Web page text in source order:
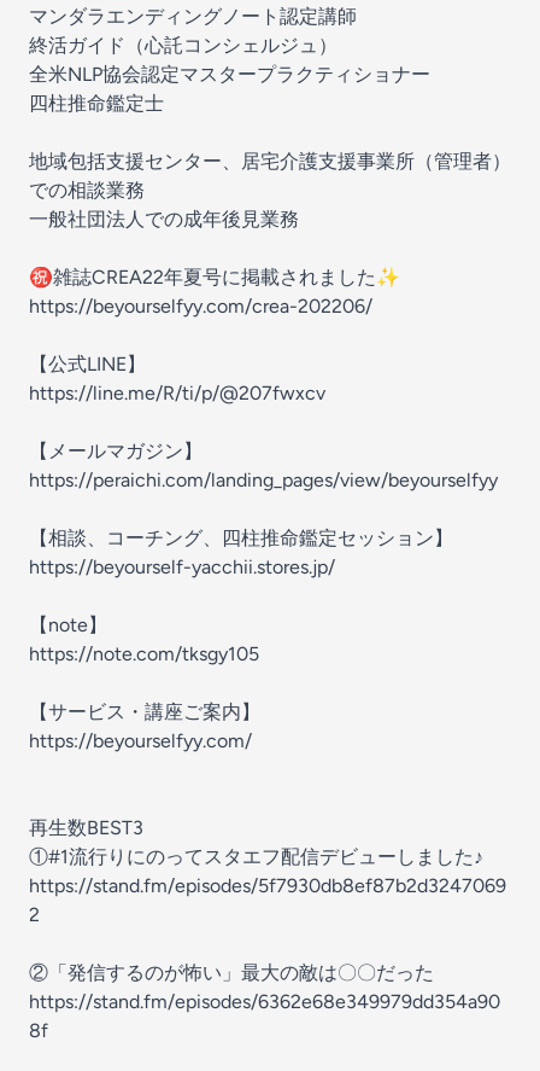
マンダラエンディングノート認定講師
終活ガイド（心託コンシェルジュ）
全米NLP協会認定マスタープラクティショナー
四柱推命鑑定士
地域包括支援センター、居宅介護支援事業所（管理者）
での相談業務
一般社団法人での成年後見業務
㊗️雑誌CREA22年夏号に掲載されました✨
https://beyourselfyy.com/crea-202206/
【公式LINE】
https://line.me/R/ti/p/@207fwxcv
【メールマガジン】
https://peraichi.com/landing_pages/view/beyourselfyy
【相談、コーチング、四柱推命鑑定セッション】
https://beyourself-yacchii.stores.jp/
【note】
https://note.com/tksgy105
【サービス・講座ご案内】
https://beyourselfyy.com/
再生数BEST3
①#1流行りにのってスタエフ配信デビューしました♪
https://stand.fm/episodes/5f7930db8ef87b2d3247069
2
②「発信するのが怖い」最大の敵は〇〇だった
https://stand.fm/episodes/6362e68e349979dd354a90
8f